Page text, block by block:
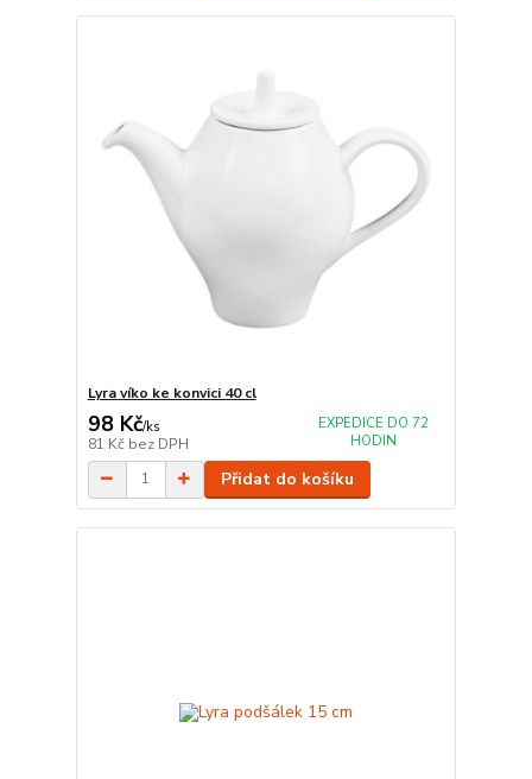
Lyra víko ke konvici 40 cl
98 Kč/ks
81 Kč bez DPH
EXPEDICE DO 72
HODIN
Přidat do košíku